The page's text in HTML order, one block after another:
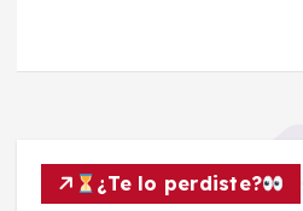
¿Te lo perdiste?